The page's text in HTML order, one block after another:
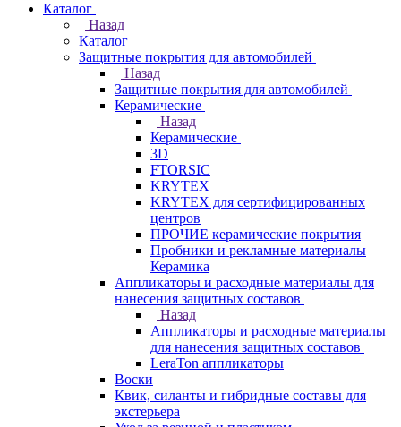
Каталог
Назад
Каталог
Защитные покрытия для автомобилей
Назад
Защитные покрытия для автомобилей
Керамические
Назад
Керамические
3D
FTORSIC
KRYTEX
KRYTEX для сертифицированных
центров
ПРОЧИЕ керамические покрытия
Пробники и рекламные материалы
Керамика
Аппликаторы и расходные материалы для
нанесения защитных составов
Назад
Аппликаторы и расходные материалы
для нанесения защитных составов
LeraTon аппликаторы
Воски
Квик, силанты и гибридные составы для
экстерьера